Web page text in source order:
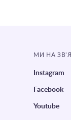
МИ НА
Instagram
Facebook
Youtube